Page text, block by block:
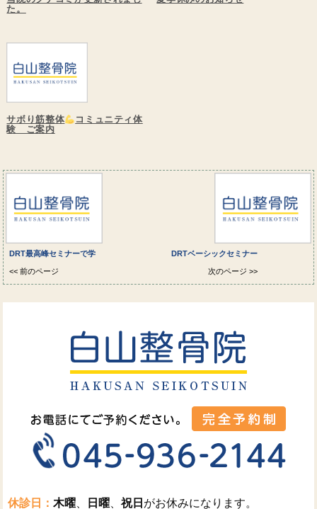
た。
サボり筋整体
コミュニティ体
験 ご案内
DRT最高峰セミナーで学
<< 前のページ
DRTベーシックセミナー
次のページ >>
休診日：木曜 日曜 、祝日 がお休みになります。